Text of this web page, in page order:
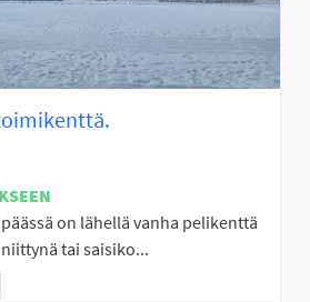
on lähellä vanha pelikenttä
tai saisiko...
mukaan: Läntinen Seinäjoki